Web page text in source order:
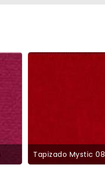
Tapizado Mystic 08